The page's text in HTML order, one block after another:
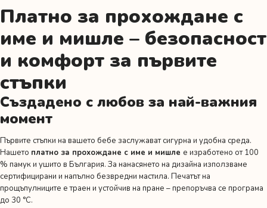
Платно за прохождане с
име и мишле – безопасност
и комфорт за първите
стъпки
Създадено с любов за най-важния
момент
Първите стъпки на вашето бебе заслужават сигурна и удобна среда.
Нашето платно за прохождане с име и мишле е изработено от 100
% памук и ушито в България. За нанасянето на дизайна използваме
сертифицирани и напълно безвредни мастила. Печатът на
прощъпулниците е траен и устойчив на пране – препоръчва се програма
до 30 °C.